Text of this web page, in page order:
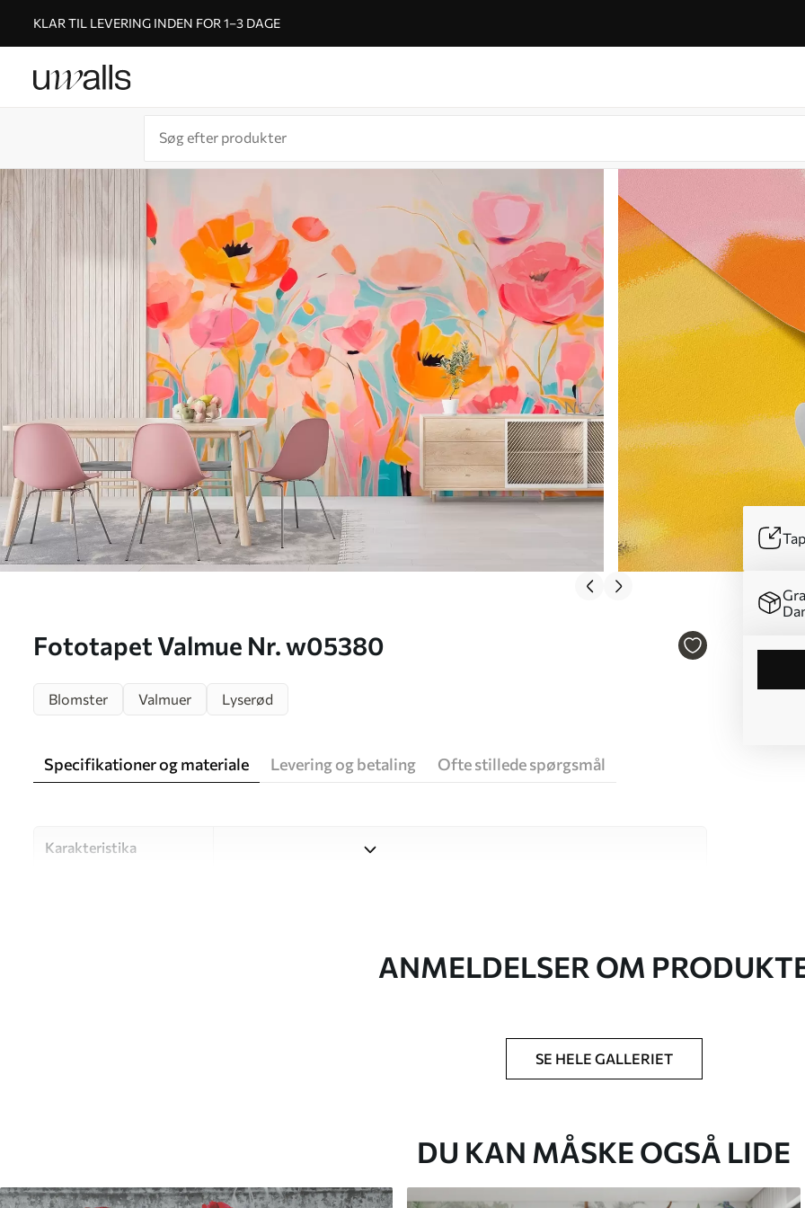
KLAR TIL LEVERING INDEN FOR 1–3 DAGE
Fototapet Valmue Nr. w05380
Blomster Valmuer Lyserød
Specifikationer og materiale Levering og betaling Ofte stillede spørgsmål
Karakteristika
Billedet printes i den størrelse, du har angivet, og skæres i identiske
kan rengøres med vand.
ANMELDELSER OM
SE HELE GALLERIET
DU KAN MÅSKE OGSÅ LIDE